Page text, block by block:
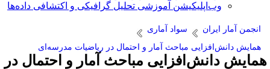
وب‌اپلیکیشن آموزشی تحلیل گرافیکی و اکتشافی داده‌ها
انجمن آمار ایران
سواد آماری
همایش دانش‌افزایی مباحث آمار و احتمال در ریاضیات مدرسه‌ای
دانش‌افزایی مباحث آمار و احتمال در